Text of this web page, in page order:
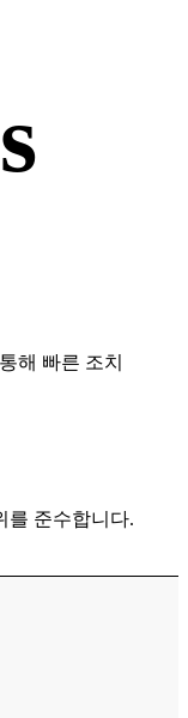
해 빠른 조치
를 준수합니다.